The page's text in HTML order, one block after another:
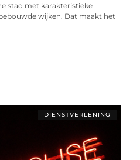
stad met karakteristieke
wijken. Dat maakt het
DIENSTVERLENING